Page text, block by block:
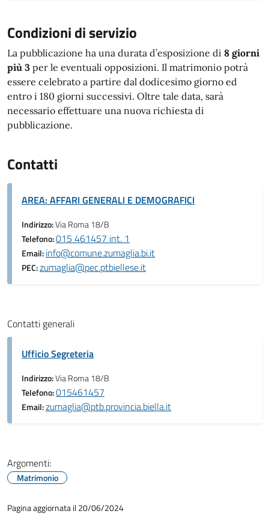
Condizioni di servizio
La pubblicazione ha una durata d’esposizione di 8 giorni
più 3 per le eventuali opposizioni. Il matrimonio potrà
essere celebrato a partire dal dodicesimo giorno ed
entro i 180 giorni successivi. Oltre tale data, sarà
necessario effettuare una nuova richiesta di
pubblicazione.
Contatti
AREA: AFFARI GENERALI E DEMOGRAFICI
Indirizzo:Via Roma 18/B
Telefono:015 461457 int. 1
Email:info@comune.zumaglia.bi.it
PEC:zumaglia@pec.ptbiellese.it
Contatti generali
Ufficio Segreteria
Indirizzo:Via Roma 18/B
Telefono:015461457
Email:zumaglia@ptb.provincia.biella.it
Argomenti:
Matrimonio
Pagina aggiornata il 20/06/2024